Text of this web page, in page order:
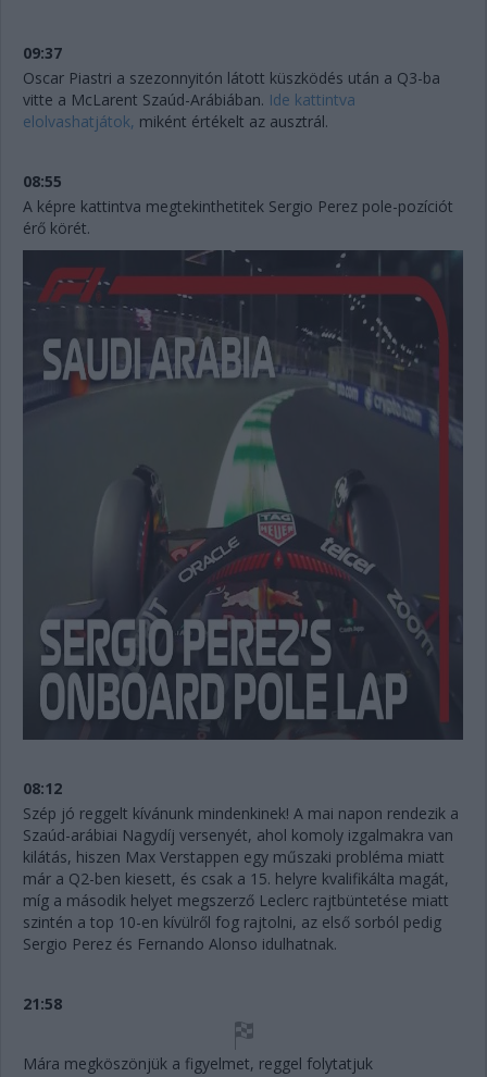
09:37
Oscar Piastri a szezonnyitón látott küszködés után a Q3-ba
vitte a McLarent Szaúd-Arábiában. Ide kattintva
elolvashatjátok, miként értékelt az ausztrál.
08:55
A képre kattintva megtekinthetitek Sergio Perez pole-pozíciót
érő körét.
08:12
Szép jó reggelt kívánunk mindenkinek! A mai napon rendezik a
Szaúd-arábiai Nagydíj versenyét, ahol komoly izgalmakra van
kilátás, hiszen Max Verstappen egy műszaki probléma miatt
már a Q2-ben kiesett, és csak a 15. helyre kvalifikálta magát,
míg a második helyet megszerző Leclerc rajtbüntetése miatt
szintén a top 10-en kívülről fog rajtolni, az első sorból pedig
Sergio Perez és Fernando Alonso idulhatnak.
21:58
Mára megköszönjük a figyelmet, reggel folytatjuk